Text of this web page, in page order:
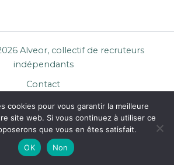
Alveor, collectif de recruteurs
indépendants
Contact
Mentions légales
Confidentialité
CGU Entreprises
cookies pour vous garantir la meilleure
site web. Si vous continuez à utiliser ce
que vous en êtes satisfait.
OK
Non